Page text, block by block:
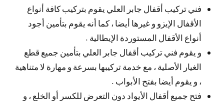
فني تركيب أقفال جابر العلي يقوم بتركيب كافة أنواع
الأقفال الإيزو و غيرها أيضا ، كما أنه يقوم بتأمين أجود
أنواع الأقفال المستوردة الإيطالية .
و يقوم فني تركيب أقفال جابر العلي بتأمين جميع قطع
الغيار الأصلية ، مع خدمة تركيبها بسرعة و مهارة لا متناهية
، و يقوم أيضا بفتح الأبواب .
فتح جميع أقفال الأيواد دون التعرض للكسر أو الخلع ، و